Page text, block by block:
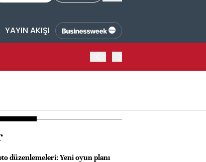
YAYIN AKIŞI
düzenlemeleri: Yeni oyun planı